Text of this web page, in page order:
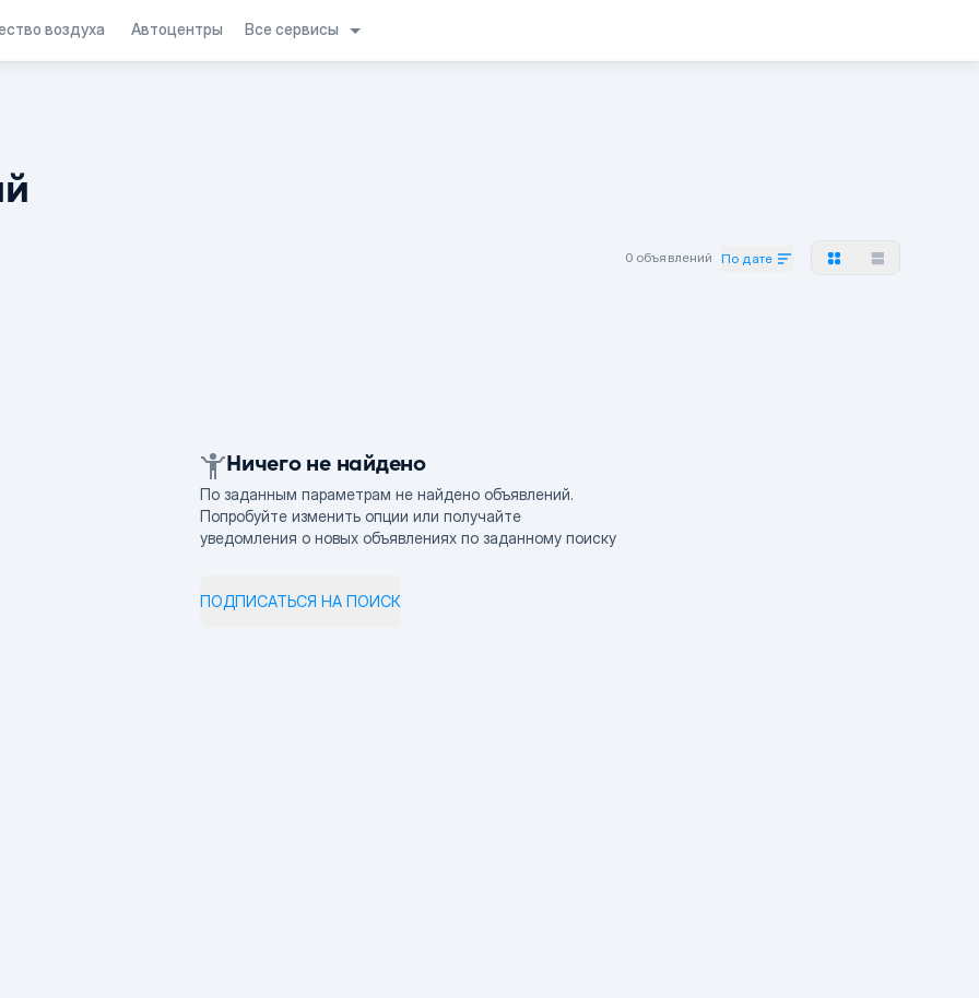
воздуха Автоцентры Все сервисы
0 объявлений По дате
Ничего не найдено
По заданным параметрам не найдено объявлений.
Попробуйте изменить опции или получайте
уведомления о новых объявлениях по заданному поиску
ПОДПИСАТЬСЯ НА ПОИСК